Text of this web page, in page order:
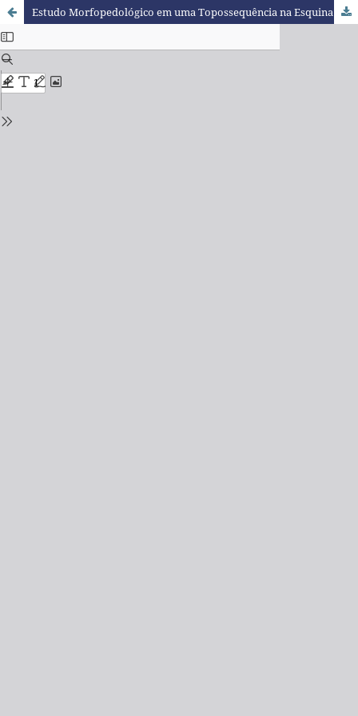
Estudo Morfopedológico em uma Topossequência na Esquina Memória – Toledo – PR